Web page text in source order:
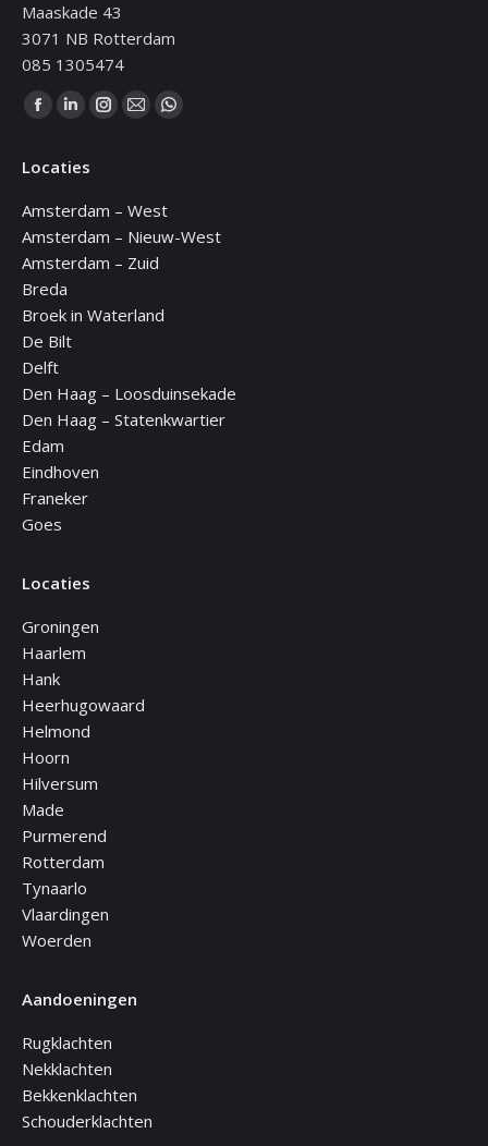
Maaskade 43
3071 NB Rotterdam
085 1305474
Vind ons op:
Facebook
opens
new
window
Linkedin
opens
new
window
Instagram
new
window
Mail
in
new
window
WhatsApp
new
Locaties
Amsterdam – West
Amsterdam – Nieuw-West
Amsterdam – Zuid
Breda
Broek in Waterland
De Bilt
Delft
Den Haag – Loosduinsekade
Den Haag – Statenkwartier
Edam
Eindhoven
Franeker
Goes
Locaties
Groningen
Haarlem
Hank
Heerhugowaard
Helmond
Hoorn
Hilversum
Made
Purmerend
Rotterdam
Tynaarlo
Vlaardingen
Woerden
Aandoeningen
Rugklachten
Nekklachten
Bekkenklachten
Schouderklachten